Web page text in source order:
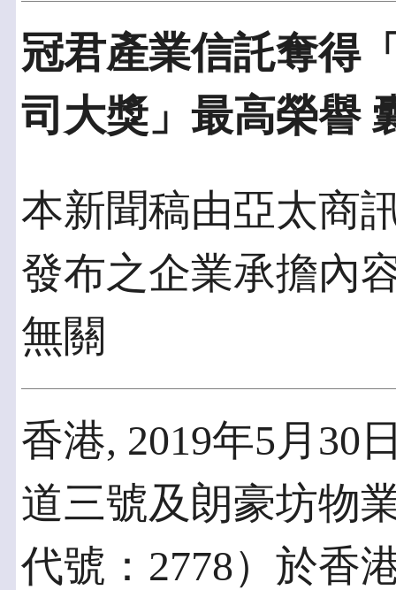
冠君產業信託奪得
司大獎」最高榮譽
本新聞稿由亞太商
發布之企業承擔內
無關
香港, 2019年5月30
道三號及朗豪坊物
代號：2778）於香